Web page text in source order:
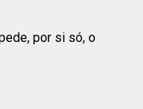
por si só, o